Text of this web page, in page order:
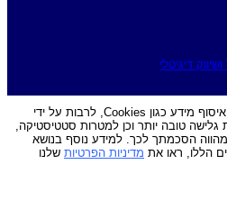
באתר זה נעשה שימוש בטכנולוגיות איסוף מידע כגון Cookies, לרבות על ידי
טובה יותר וכן למטרות סטטיסטיקה,
הסכמתך לכך. למידע נוסף בנושא
ראו אתמדיניות הפרטיותשלנו